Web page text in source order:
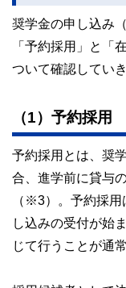
奨学金の申し込み
「予約採用」と「
ついて確認してい
（1）予約採用
予約採用とは、奨
合、進学前に貸与
（※3）。予約採
し込みの受付が始
じて行うことが通